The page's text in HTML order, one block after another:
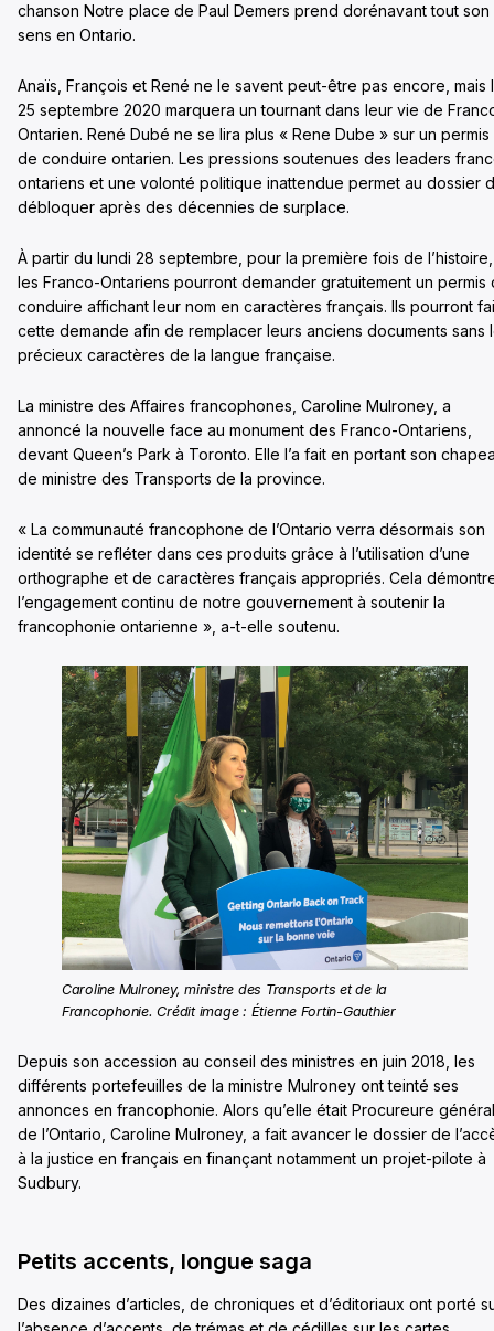
chanson Notre place de Paul Demers prend dorénavant tout son
sens en Ontario.
Anaïs, François et René ne le savent peut-être pas encore, mais
25 septembre 2020 marquera un tournant dans leur vie de
Ontarien. René Dubé ne se lira plus « Rene Dube » sur un permis
de conduire ontarien. Les pressions soutenues des leaders
ontariens et une volonté politique inattendue permet au dossier
débloquer après des décennies de surplace.
À partir du lundi 28 septembre, pour la première fois de l’histoire,
les Franco-Ontariens pourront demander gratuitement un permis
conduire affichant leur nom en caractères français. Ils pourront
cette demande afin de remplacer leurs anciens documents sans
précieux caractères de la langue française.
La ministre des Affaires francophones, Caroline Mulroney, a
annoncé la nouvelle face au monument des Franco-Ontariens,
devant Queen’s Park à Toronto. Elle l’a fait en portant son
de ministre des Transports de la province.
« La communauté francophone de l’Ontario verra désormais son
identité se refléter dans ces produits grâce à l’utilisation d’une
orthographe et de caractères français appropriés. Cela
l’engagement continu de notre gouvernement à soutenir la
francophonie ontarienne », a-t-elle soutenu.
Caroline Mulroney, ministre des Transports et de la
Francophonie. Crédit image : Étienne Fortin-Gauthier
Depuis son accession au conseil des ministres en juin 2018, les
différents portefeuilles de la ministre Mulroney ont teinté ses
annonces en francophonie. Alors qu’elle était Procureure
de l’Ontario, Caroline Mulroney, a fait avancer le dossier de
à la justice en français en finançant notamment un projet-pilote à
Sudbury.
Petits accents, longue saga
Des dizaines d’articles, de chroniques et d’éditoriaux ont porté